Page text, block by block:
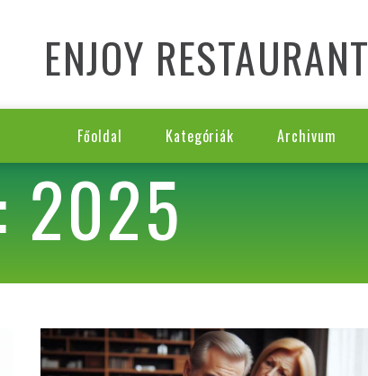
ENJOY RESTAURANT
Főoldal Kategóriák Archivum
2025